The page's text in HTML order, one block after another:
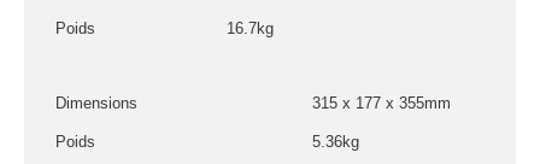
Contrôle DMX
Poids 16.7kg
Dimensions 315 x 177 x 355mm
Poids 5.36kg